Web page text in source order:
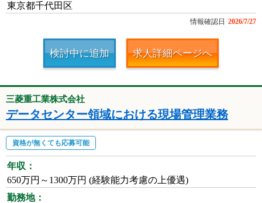
東京都千代田区
情報確認日 2026/7/27
検討中に追加 求人詳細ページへ
三菱重工業株式会社
データセンター領域における現場管理業務
資格が無くても応募可能
年収：
650万円～1300万円 (経験能力考慮の上優遇)
勤務地：